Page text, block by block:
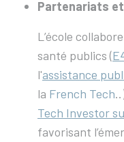
Partenariats
L’école
santé publics (
l'assistance
la French Tech
Tech Investor
favorisant